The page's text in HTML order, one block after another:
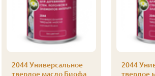
2044 Универсальное
твердое масло Биофа
2044
твердое